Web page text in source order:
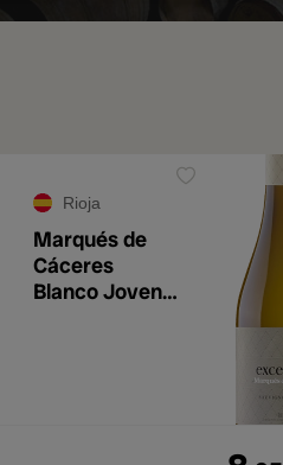
Rioja
Marqués de
Cáceres
Blanco Joven